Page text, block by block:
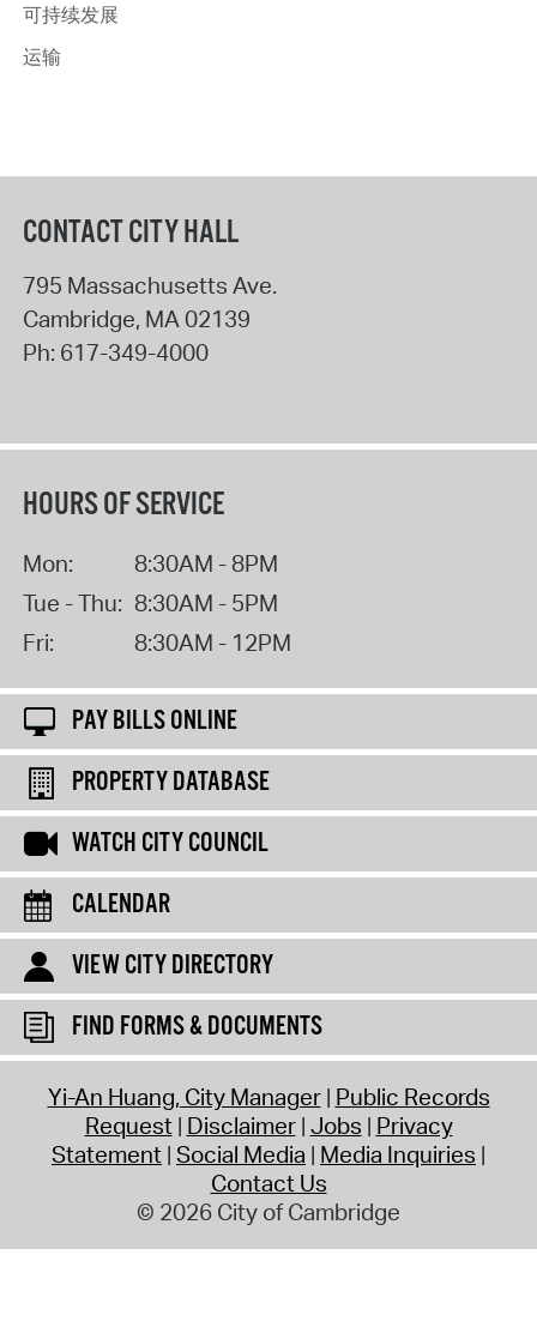
可持续发展
运输
CONTACT CITY HALL
795 Massachusetts Ave.
Cambridge, MA02139
Ph: 617-349-4000
HOURS OF SERVICE
Mon:
8:30AM - 8PM
Tue - Thu: 8:30AM - 5PM
Fri:
8:30AM - 12PM
PAY BILLS ONLINE
PROPERTY DATABASE
WATCH CITY COUNCIL
CALENDAR
VIEW CITY DIRECTORY
FIND FORMS & DOCUMENTS
Yi-An Huang, City Manager Public Records
Request Disclaimer Jobs Privacy
Statement Social Media Media Inquiries
Contact Us
© 2026 City of Cambridge